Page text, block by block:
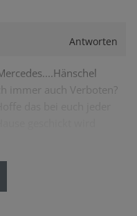
Antworten
immer auch Verboten?